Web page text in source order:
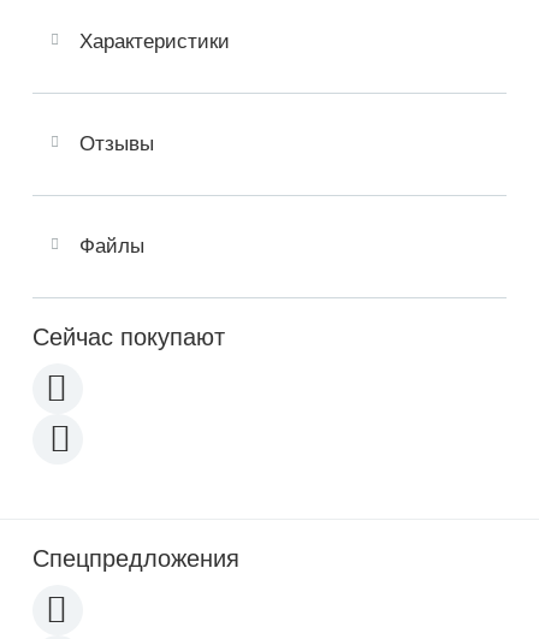
Характеристики
Отзывы
Файлы
Сейчас покупают
Спецпредложения